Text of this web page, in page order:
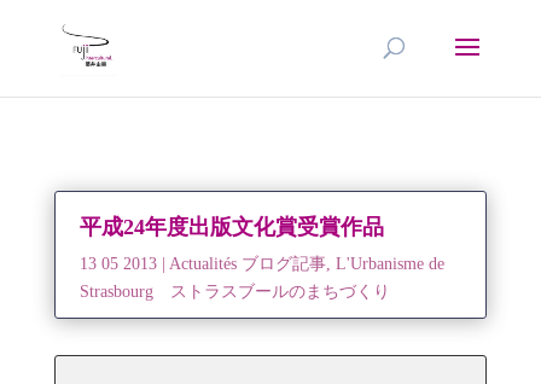
平成24年度出版文化賞受賞作品
13 05 2013| Actualités ブログ記事, L'Urbanisme de
Strasbourg ストラスブールのまちづくり